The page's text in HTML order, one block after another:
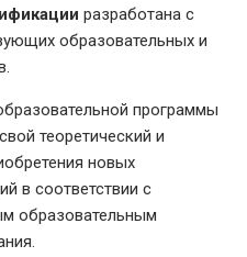
разработана с
образовательных и
программы
теоретический и
новых
в соответствии с
образовательным